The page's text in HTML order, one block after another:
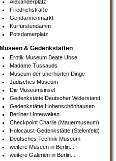
Alexanderplatz
Friedrichstraße
Gendarmenmarkt
Kurfürstendamm
Potsdamerplatz
Museen & Gedenkstätten
Erotik Museum Beate Uhse
Madame Tussauds
Museum der unerhörten Dinge
Jüdisches Museum
Die Museumsinsel
Gedenkstätte Deutscher Widerstand
Gedenkstätte Hohenschönhausen
Berliner Unterwelten
Checkpoint Charlie (Mauermuseum)
Holocaust-Gedenkstätte (Stelenfeld)
Deutsches Technik Museum
weitere Museen in Berlin...
weitere Galerien in Berlin...